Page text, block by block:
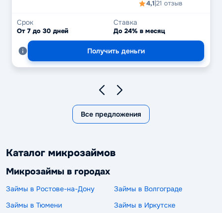
4,1|21 отзыв
Срок
От 7 до 30 дней
Ставка
До 24% в месяц
Получить деньги
Все предложения
Каталог микрозаймов
Микрозаймы в городах
Займы в Ростове-на-Дону
Займы в Волгограде
Займы в Тюмени
Займы в Иркутске